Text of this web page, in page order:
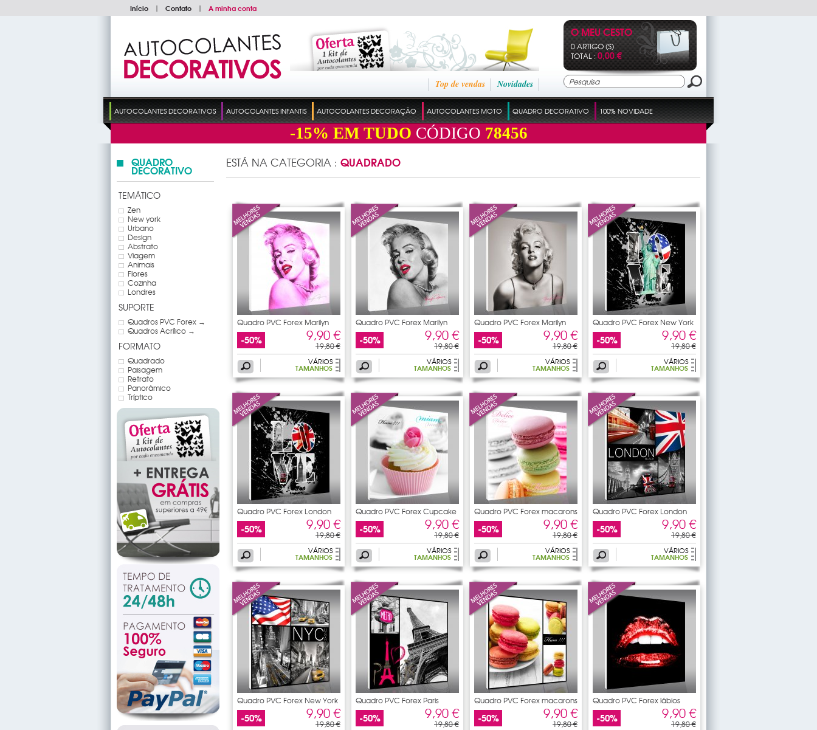
Início | Contato | A minha conta
Novidades
Top de vendas
O MEU CESTO
0 ARTIGO (S)
TOTAL :0,00 €
AUTOCOLANTES DECORATIVOS AUTOCOLANTES INFANTIS AUTOCOLANTES DECORAÇÃO AUTOCOLANTES MOTO QUADRO DECORATIVO 100% NOVIDADE
-15% EM TUDO CÓDIGO 78456
QUADRO
DECORATIVO
TEMÁTICO
Zen
New york
Urbano
Design
Abstrato
Viagem
Animais
Flores
Cozinha
Londres
SUPORTE
Quadros PVC Forex →
Quadros Acrílico →
FORMATO
Quadrado
Paisagem
Retrato
Panorâmico
Tríptico
ESTÁ NA CATEGORIA : QUADRADO
Quadro PVC Forex Marilyn
-50% 9,90 €
19,80 €
VÁRIOS
TAMANHOS
Quadro PVC Forex Marilyn
-50% 9,90 €
19,80 €
VÁRIOS
TAMANHOS
Quadro PVC Forex Marilyn
-50% 9,90 €
19,80 €
VÁRIOS
TAMANHOS
Quadro PVC Forex New York
-50% 9,90 €
19,80 €
VÁRIOS
TAMANHOS
Quadro PVC Forex London
-50% 9,90 €
19,80 €
VÁRIOS
TAMANHOS
Quadro PVC Forex Cupcake
-50% 9,90 €
19,80 €
VÁRIOS
TAMANHOS
Quadro PVC Forex macarons
-50% 9,90 €
19,80 €
VÁRIOS
TAMANHOS
Quadro PVC Forex London
-50% 9,90 €
19,80 €
VÁRIOS
TAMANHOS
Quadro PVC Forex New York
-50% 9,90 €
19,80 €
Quadro PVC Forex Paris
-50% 9,90 €
19,80 €
Quadro PVC Forex macarons
-50% 9,90 €
19,80 €
Quadro PVC Forex lábios
-50% 9,90 €
19,80 €